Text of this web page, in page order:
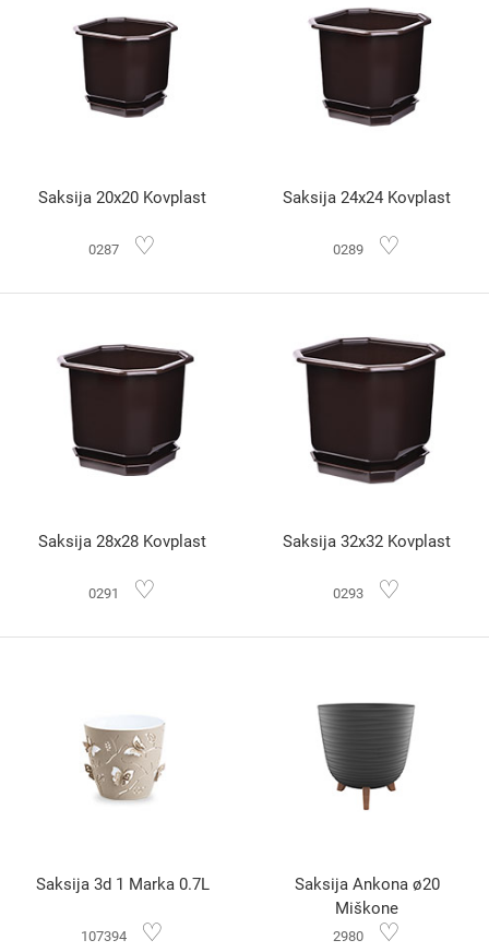
Saksija 20x20 Kovplast
0287 ♡
Saksija 24x24 Kovplast
0289 ♡
Saksija 28x28 Kovplast
0291 ♡
Saksija 32x32 Kovplast
0293 ♡
Saksija 3d 1 Marka 0.7L
107394 ♡
Saksija Ankona ø20
Miškone
2980 ♡